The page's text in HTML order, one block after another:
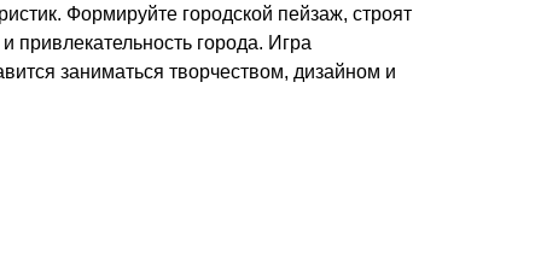
Формируйте городской пейзаж, строят
привлекательность города. Игра
заниматься творчеством, дизайном и